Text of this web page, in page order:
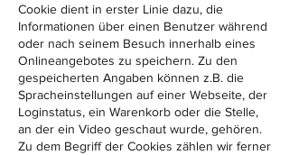
Cookie dient in erster Linie dazu, die
Informationen über einen Benutzer während
oder nach seinem Besuch innerhalb eines
Onlineangebotes zu speichern. Zu den
gespeicherten Angaben können z.B. die
Spracheinstellungen auf einer Webseite, der
Loginstatus, ein Warenkorb oder die Stelle,
an der ein Video geschaut wurde, gehören.
Zu dem Begriff der Cookies zählen wir ferner